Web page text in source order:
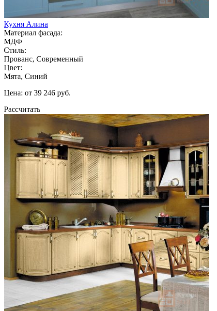
Кухня Алина
Материал фасада:
МДФ
Стиль:
Прованс, Современный
Цвет:
Мята, Синий
Цена: от 39 246 руб.
Рассчитать